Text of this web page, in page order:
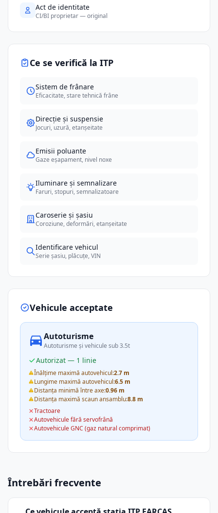
Act de identitate
CI/BI proprietar — original
Ce se verifică la ITP
Sistem de frânare
Eficacitate, stare tehnică frâne
Direcție și suspensie
Jocuri, uzură, etanșeitate
Emisii poluante
Gaze eșapament, nivel noxe
Iluminare și semnalizare
Faruri, stopuri, semnalizatoare
Caroserie și șasiu
Coroziune, deformări, etanșeitate
Identificare vehicul
Serie șasiu, plăcuțe, VIN
Vehicule acceptate
Autoturisme
Autoturisme și vehicule sub 3.5t
Autorizat — 1 linie
Înălțime maximă autovehicul:2.7 m
Lungime maximă autovehicul:6.5 m
Distanța minimă între axe:0.96 m
Distanța maximă scaun ansamblu:8.8 m
Tractoare
Autovehicule fără servofrână
Autovehicule GNC (gaz natural comprimat)
Întrebări frecvente